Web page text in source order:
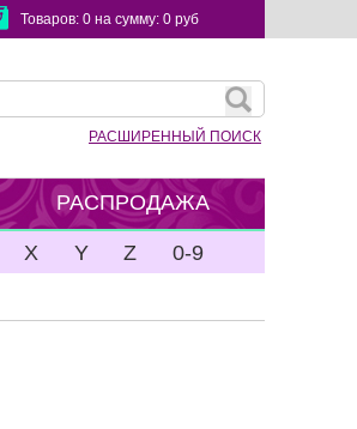
Товаров: 0 на сумму: 0 руб
РАСШИРЕННЫЙ ПОИСК
РАСПРОДАЖА
X Y Z 0-9